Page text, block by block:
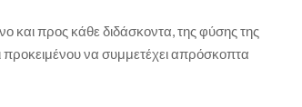
προς κάθε διδάσκοντα, της φύσης της
να συμμετέχει απρόσκοπτα